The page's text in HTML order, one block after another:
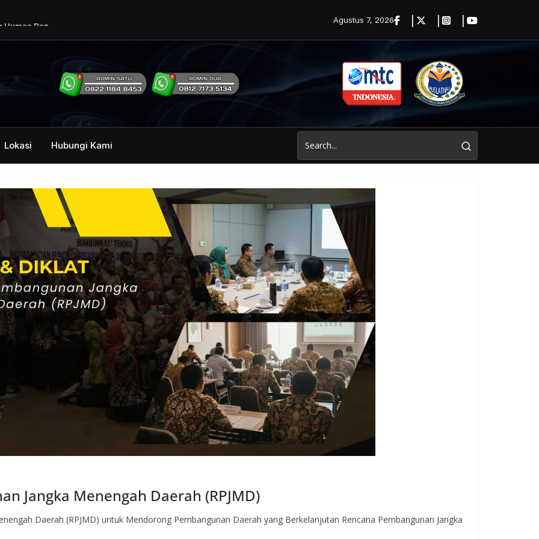
Pemerintah
Acara
dan Kehumasan
Agustus 7, 2026
Lokasi Hubungi Kami
Jangka Menengah Daerah (RPJMD)
Daerah (RPJMD) untuk Mendorong Pembangunan Daerah yang Berkelanjutan Rencana Pembangunan Jangka